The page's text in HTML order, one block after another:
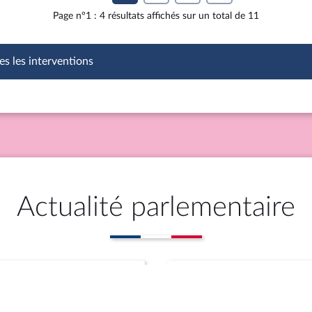
Page n°1 : 4 résultats affichés sur un total de 11
les interventions
Actualité parlementaire